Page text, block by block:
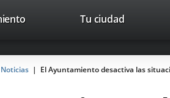
avaTop
Tu ciudad
Noticias El Ayuntamiento desactiva las